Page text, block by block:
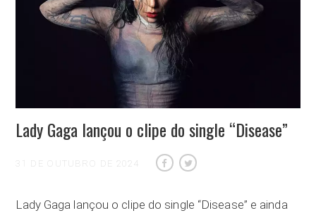
Lady Gaga lançou o clipe do single “Disease”
31 DE OUTUBRO DE 2024
Lady Gaga lançou o clipe do single “Disease” e ainda